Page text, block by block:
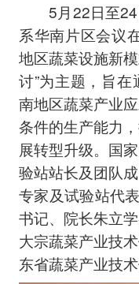
5月22日至24
系华南片区会议
地区蔬菜设施新
讨”为主题，旨
南地区蔬菜产业
条件的生产能力
展转型升级。国
验站站长及团队
专家及试验站代
书记、院长朱立
大宗蔬菜产业技
东省蔬菜产业技